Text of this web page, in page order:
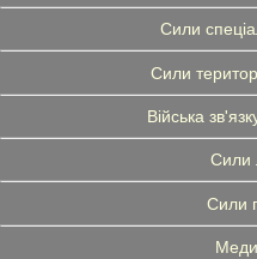
Сили
Сили
Війська
Сили
Сили